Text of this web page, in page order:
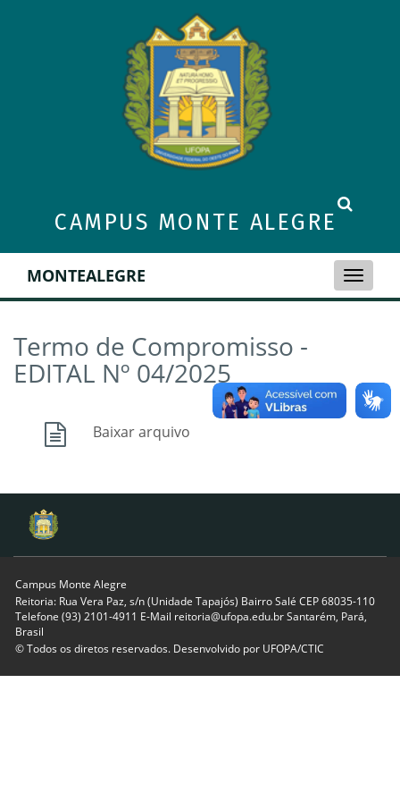
CAMPUS MONTE ALEGRE
Toggle
MONTEALEGRE
Termo de Compromisso -
EDITAL Nº 04/2025
Baixar arquivo
Campus Monte Alegre
Reitoria: Rua Vera Paz, s/n (Unidade Tapajós) Bairro Salé CEP 68035-110
Telefone (93) 2101-4911 E-Mail reitoria@ufopa.edu.br Santarém, Pará,
Brasil
© Todos os diretos reservados. Desenvolvido por UFOPA/CTIC